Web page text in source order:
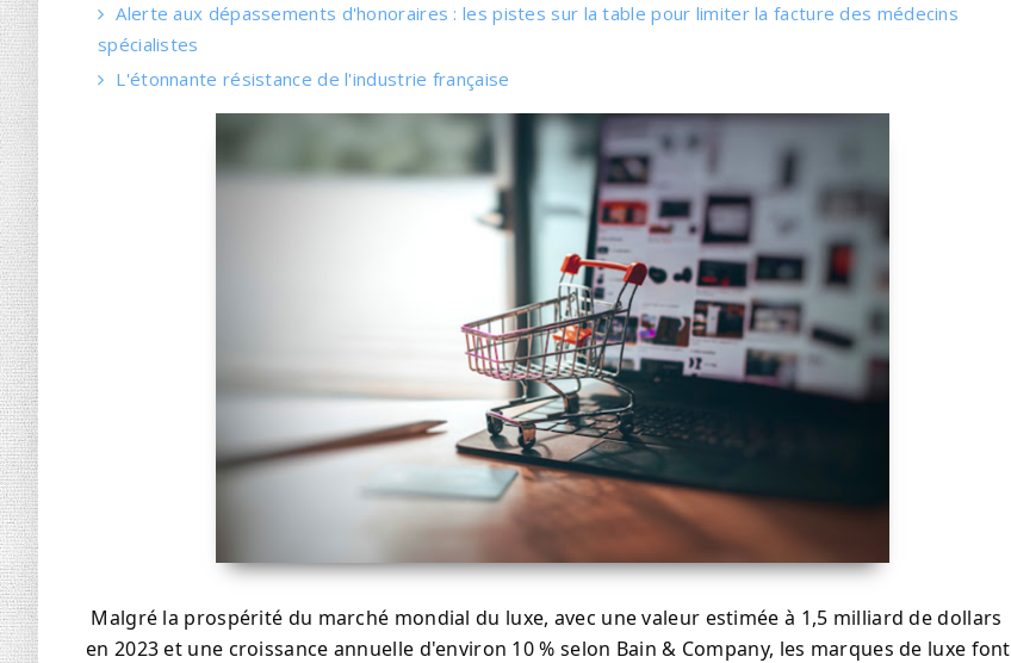
Alerte aux dépassements d'honoraires : les pistes sur la table pour limiter la facture des médecins
spécialistes
L'étonnante résistance de l'industrie française
Malgré la prospérité du marché mondial du luxe, avec une valeur estimée à 1,5 milliard de dollars
en 2023 et une croissance annuelle d'environ 10 % selon Bain & Company, les marques de luxe font